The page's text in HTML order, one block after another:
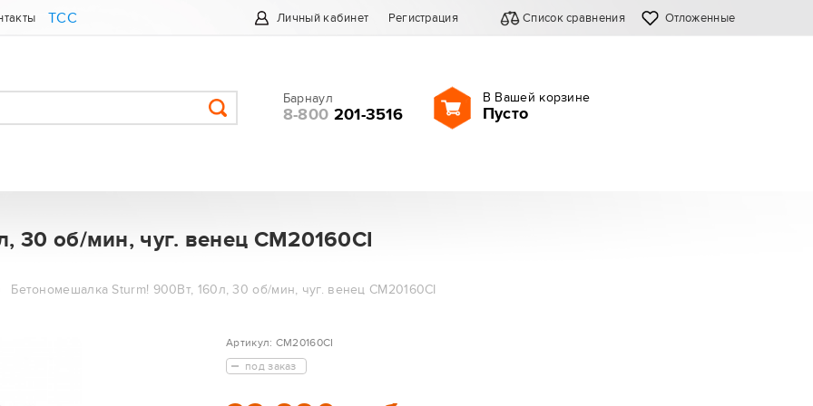
ТСС Личный кабинет Регистрация Список сравнения Отложенные
Барнаул
8-800 201-3516
В Вашей корзине
Пусто
30 об/мин, чуг. венец CM20160CI
Бетономешалка Sturm! 900Вт, 160л, 30 об/мин, чуг. венец CM20160CI
Артикул: CM20160CI
под заказ